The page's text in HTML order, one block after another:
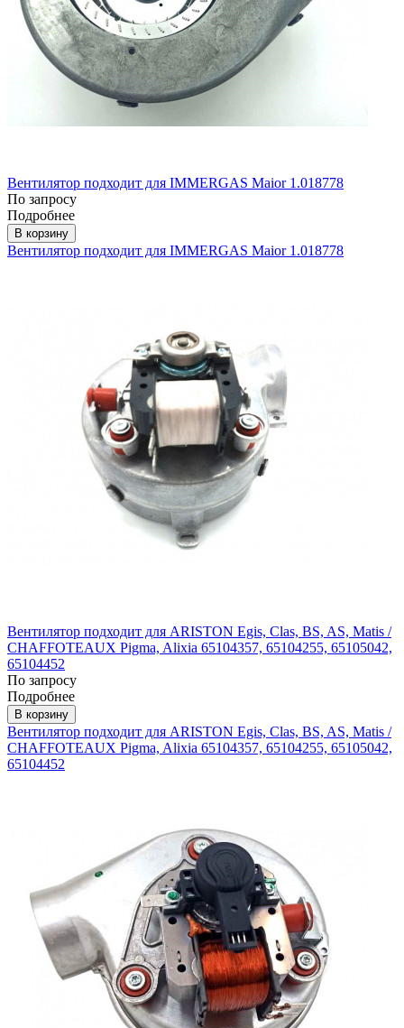
Вентилятор подходит для IMMERGAS Maior 1.018778
По запросу
Подробнее
В корзину
Вентилятор подходит для IMMERGAS Maior 1.018778
Вентилятор подходит для ARISTON Egis, Clas, BS, AS, Matis /
CHAFFOTEAUX Pigma, Alixia 65104357, 65104255, 65105042,
65104452
По запросу
Подробнее
В корзину
Вентилятор подходит для ARISTON Egis, Clas, BS, AS, Matis /
CHAFFOTEAUX Pigma, Alixia 65104357, 65104255, 65105042,
65104452